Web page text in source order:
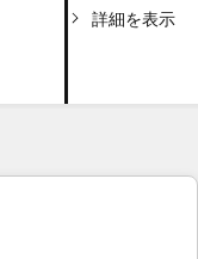
詳細を表示